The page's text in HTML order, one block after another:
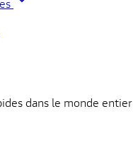
dans le monde entier